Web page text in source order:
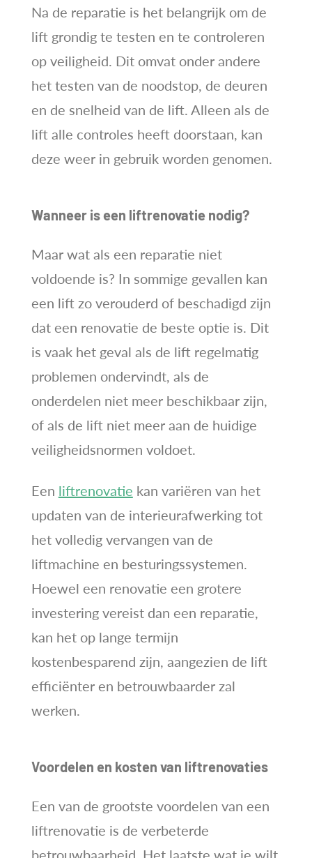
Na de reparatie is het belangrijk om de
lift grondig te testen en te controleren
op veiligheid. Dit omvat onder andere
het testen van de noodstop, de deuren
en de snelheid van de lift. Alleen als de
lift alle controles heeft doorstaan, kan
deze weer in gebruik worden genomen.
Wanneer is een liftrenovatie nodig?
Maar wat als een reparatie niet
voldoende is? In sommige gevallen kan
een lift zo verouderd of beschadigd zijn
dat een renovatie de beste optie is. Dit
is vaak het geval als de lift regelmatig
problemen ondervindt, als de
onderdelen niet meer beschikbaar zijn,
of als de lift niet meer aan de huidige
veiligheidsnormen voldoet.
Een liftrenovatie kan variëren van het
updaten van de interieurafwerking tot
het volledig vervangen van de
liftmachine en besturingssystemen.
Hoewel een renovatie een grotere
investering vereist dan een reparatie,
kan het op lange termijn
kostenbesparend zijn, aangezien de lift
efficiënter en betrouwbaarder zal
werken.
Voordelen en kosten van liftrenovaties
Een van de grootste voordelen van een
liftrenovatie is de verbeterde
betrouwbaarheid. Het laatste wat je wilt